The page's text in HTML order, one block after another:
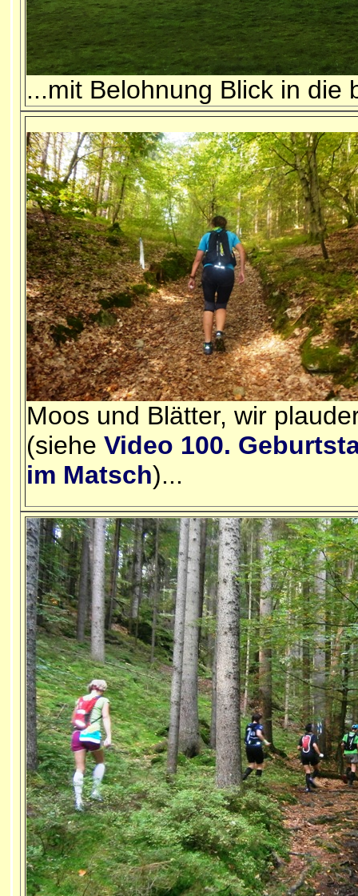
...mit Belohnung Blick in die
Moos und Blätter, wir
(siehe Video 100.
im Matsch)...